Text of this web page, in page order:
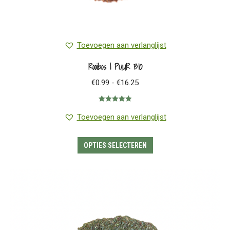
Toevoegen aan verlanglijst
Rooibos | PUUR BIO
€0.99 - €16.25Prijsklasse:
€16.25
5.00 uit 5
Toevoegen aan verlanglijst
OPTIES SELECTEREN
optie